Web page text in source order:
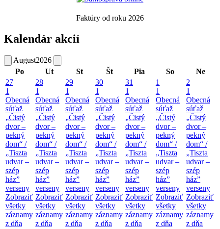
Faktúry od roku 2026
Kalendár akcií
August2026
Po
Ut St Št Pia So
Ne
27
1
Obecná
súťaž
„Čistý
dvor –
pekný
dom“ /
„Tiszta
udvar –
szép
ház”
verseny
Zobraziť
všetky
záznamy
z dňa
28
1
Obecná
súťaž
„Čistý
dvor –
pekný
dom“ /
„Tiszta
udvar –
szép
ház”
verseny
Zobraziť
všetky
záznamy
z dňa
29
1
Obecná
súťaž
„Čistý
dvor –
pekný
dom“ /
„Tiszta
udvar –
szép
ház”
verseny
Zobraziť
všetky
záznamy
z dňa
30
1
Obecná
súťaž
„Čistý
dvor –
pekný
dom“ /
„Tiszta
udvar –
szép
ház”
verseny
Zobraziť
všetky
záznamy
z dňa
31
1
Obecná
súťaž
„Čistý
dvor –
pekný
dom“ /
„Tiszta
udvar –
szép
ház”
verseny
Zobraziť
všetky
záznamy
z dňa
1
1
Obecná
súťaž
„Čistý
dvor –
pekný
dom“ /
„Tiszta
udvar –
szép
ház”
verseny
Zobraziť
všetky
záznamy
z dňa
2
1
Obecná
súťaž
„Čistý
dvor –
pekný
dom“ /
„Tiszta
udvar –
szép
ház”
verseny
Zobraziť
všetky
záznamy
z dňa